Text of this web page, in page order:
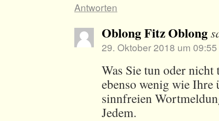
Antworten
Oblong Fitz Oblong
29. Oktober 2018 um 09:55
Was Sie tun oder
ebenso wenig wie
sinnfreien
Jedem.